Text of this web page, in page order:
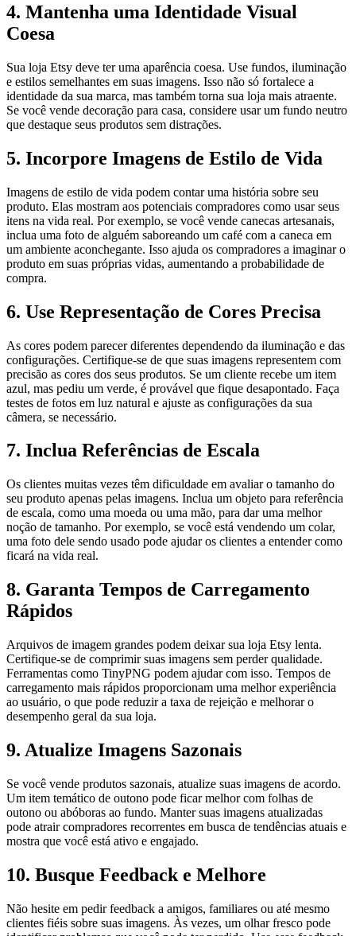
4. Mantenha uma Identidade Visual
Coesa
Sua loja Etsy deve ter uma aparência coesa. Use fundos, iluminação
e estilos semelhantes em suas imagens. Isso não só fortalece a
identidade da sua marca, mas também torna sua loja mais atraente.
Se você vende decoração para casa, considere usar um fundo neutro
que destaque seus produtos sem distrações.
5. Incorpore Imagens de Estilo de Vida
Imagens de estilo de vida podem contar uma história sobre seu
produto. Elas mostram aos potenciais compradores como usar seus
itens na vida real. Por exemplo, se você vende canecas artesanais,
inclua uma foto de alguém saboreando um café com a caneca em
um ambiente aconchegante. Isso ajuda os compradores a imaginar o
produto em suas próprias vidas, aumentando a probabilidade de
compra.
6. Use Representação de Cores Precisa
As cores podem parecer diferentes dependendo da iluminação e das
configurações. Certifique-se de que suas imagens representem com
precisão as cores dos seus produtos. Se um cliente recebe um item
azul, mas pediu um verde, é provável que fique desapontado. Faça
testes de fotos em luz natural e ajuste as configurações da sua
câmera, se necessário.
7. Inclua Referências de Escala
Os clientes muitas vezes têm dificuldade em avaliar o tamanho do
seu produto apenas pelas imagens. Inclua um objeto para referência
de escala, como uma moeda ou uma mão, para dar uma melhor
noção de tamanho. Por exemplo, se você está vendendo um colar,
uma foto dele sendo usado pode ajudar os clientes a entender como
ficará na vida real.
8. Garanta Tempos de Carregamento
Rápidos
Arquivos de imagem grandes podem deixar sua loja Etsy lenta.
Certifique-se de comprimir suas imagens sem perder qualidade.
Ferramentas como TinyPNG podem ajudar com isso. Tempos de
carregamento mais rápidos proporcionam uma melhor experiência
ao usuário, o que pode reduzir a taxa de rejeição e melhorar o
desempenho geral da sua loja.
9. Atualize Imagens Sazonais
Se você vende produtos sazonais, atualize suas imagens de acordo.
Um item temático de outono pode ficar melhor com folhas de
outono ou abóboras ao fundo. Manter suas imagens atualizadas
pode atrair compradores recorrentes em busca de tendências atuais e
mostra que você está ativo e engajado.
10. Busque Feedback e Melhore
Não hesite em pedir feedback a amigos, familiares ou até mesmo
clientes fiéis sobre suas imagens. Às vezes, um olhar fresco pode